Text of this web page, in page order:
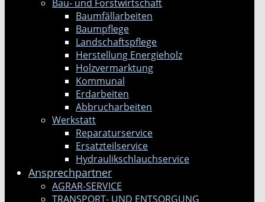
Bau- und Forstwirtschaft
Baumfällarbeiten
Baumpflege
Landschaftspflege
Herstellung Energieholz
Holzvermarktung
Kommunal
Erdarbeiten
Abbrucharbeiten
Werkstatt
Reparaturservice
Ersatzteilservice
Hydraulikschlauchservice
Ansprechpartner
AGRAR-SERVICE
TRANSPORT- UND ENTSORGUNG